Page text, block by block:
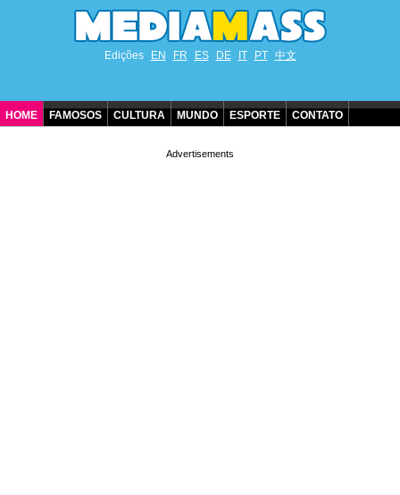
Edições EN FR ES DE IT PT 中文
HOME FAMOSOS CULTURA MUNDO ESPORTE CONTATO